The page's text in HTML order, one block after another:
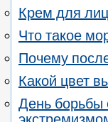
Крем для
Что такое
Почему
Какой цвет
День борьбы